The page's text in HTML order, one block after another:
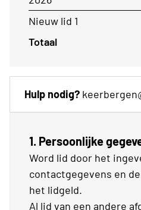
1. Persoonlijke
Word lid door het
contactgegevens en
het lidgeld.
Al lid van een andere
Nieuw lid 1
Totaal
Hulp nodig?